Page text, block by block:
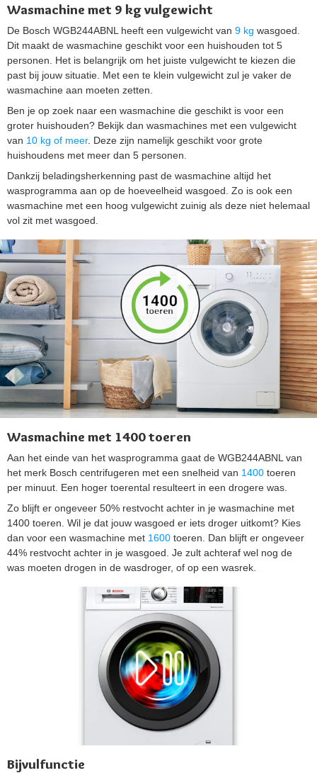
Wasmachine met 9 kg vulgewicht
De Bosch WGB244ABNL heeft een vulgewicht van 9 kg wasgoed.
Dit maakt de wasmachine geschikt voor een huishouden tot 5
personen. Het is belangrijk om het juiste vulgewicht te kiezen die
past bij jouw situatie. Met een te klein vulgewicht zul je vaker de
wasmachine aan moeten zetten.
Ben je op zoek naar een wasmachine die geschikt is voor een
groter huishouden? Bekijk dan wasmachines met een vulgewicht
van 10 kg of meer. Deze zijn namelijk geschikt voor grote
huishoudens met meer dan 5 personen.
Dankzij beladingsherkenning past de wasmachine altijd het
wasprogramma aan op de hoeveelheid wasgoed. Zo is ook een
wasmachine met een hoog vulgewicht zuinig als deze niet helemaal
vol zit met wasgoed.
Wasmachine met 1400 toeren
Aan het einde van het wasprogramma gaat de WGB244ABNL van
het merk Bosch centrifugeren met een snelheid van 1400 toeren
per minuut. Een hoger toerental resulteert in een drogere was.
Zo blijft er ongeveer 50% restvocht achter in je wasmachine met
1400 toeren. Wil je dat jouw wasgoed er iets droger uitkomt? Kies
dan voor een wasmachine met 1600 toeren. Dan blijft er ongeveer
44% restvocht achter in je wasgoed. Je zult achteraf wel nog de
was moeten drogen in de wasdroger, of op een wasrek.
Bijvulfunctie